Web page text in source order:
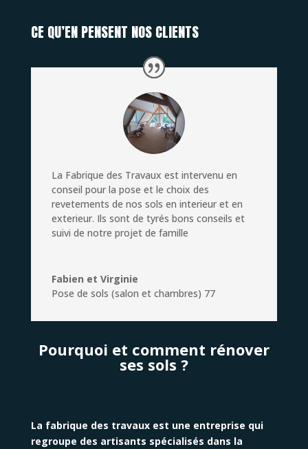
CE QU’EN PENSENT NOS CLIENTS
La Fabrique des Travaux est intervenu en
conseil pour la pose et le choix des
revetements de nos sols en interieur et en
exterieur. Ils sont de tyrés bons conseils et
suivi de notre projet de famille
Fabien et Virginie
Pose de sols (salon et chambres) 77
Pourquoi et comment rénover
ses sols ?
La fabrique des travaux est une entreprise qui
regroupe des artisants spécialisés dans la